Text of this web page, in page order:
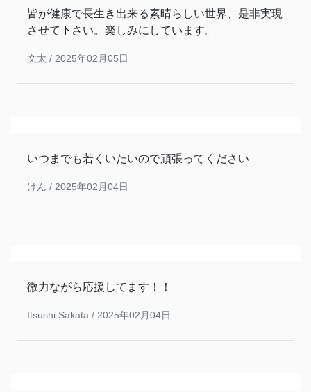
皆が健康で長生き出来る素晴らしい世界、是非実現
させて下さい。楽しみにしています。
文太 / 2025年02月05日
いつまでも若くいたいので頑張ってください
けん / 2025年02月04日
微力ながら応援してます！！
Itsushi Sakata / 2025年02月04日